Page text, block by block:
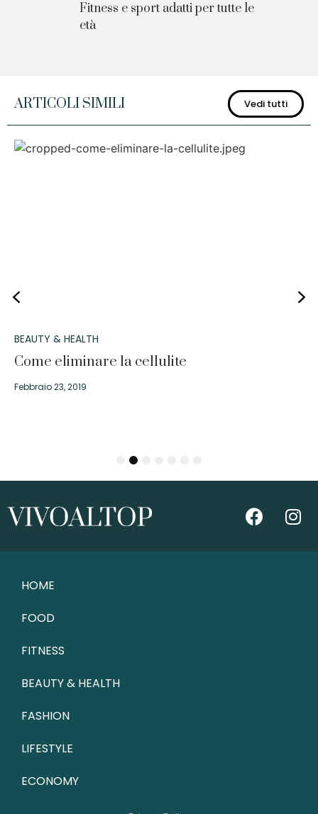
Fitness e sport adatti per tutte le
età
ARTICOLI SIMILI Vedi tutti
BEAUTY & HEALTH
Come eliminare la cellulite
Febbraio 23, 2019
5
HOME
FOOD
FITNESS
BEAUTY & HEALTH
FASHION
LIFESTYLE
ECONOMY